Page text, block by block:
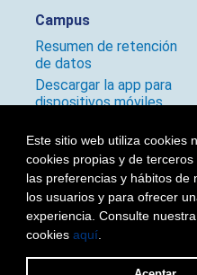
Este sitio web utiliza cookies
cookies propias y de
las preferencias y hábitos de
los usuarios y para ofrecer
experiencia. Consulte
cookies aquí.
Campus
Resumen de retención
de datos
Descargar la app para
dispositivos móviles